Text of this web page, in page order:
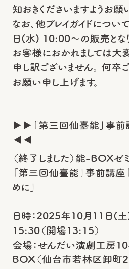
知おきくださいますようお願
なお、他プレイガイドにつ
日(水) 10:00～の販売となり
お客様におかれましては大
申し訳ございません。 何卒
お願い申し上げます。
▶▶「第三回仙臺能」事前
◀◀
（終了しました）能-BOXゼ
「第三回仙臺能」事前講座
めに」
日時：2025年10月11日(
15:30（開場13:15）
会場：せんだい演劇工
BOX（仙台市若林区卸町